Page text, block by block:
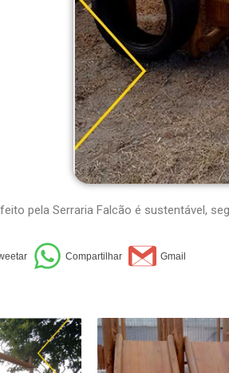
pela Serraria Falcão é sustentável,